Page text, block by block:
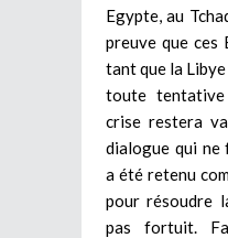
Egypte, au
preuve que ces
tant que la Libye
toute
crise restera
dialogue qui ne
a été retenu
pour résoudre
pas fortuit.